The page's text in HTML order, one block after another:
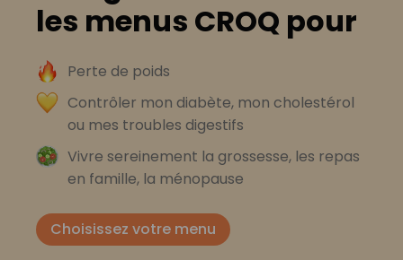
les menus CROQ pour
Perte de poids
Contrôler mon diabète, mon cholestérol
ou mes troubles digestifs
Vivre sereinement la grossesse, les repas
en famille, la ménopause
Choisissez votre menu